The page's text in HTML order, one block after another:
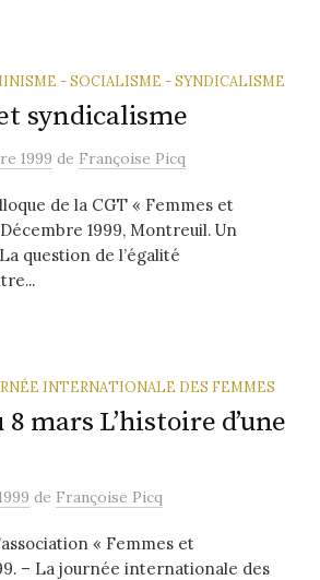
- SOCIALISME - SYNDICALISME
syndicalisme
1999 de Françoise Picq
de la CGT « Femmes et
1999, Montreuil. Un
question de l’égalité
INTERNATIONALE DES FEMMES
mars L’histoire d’une
de Françoise Picq
« Femmes et
– La journée internationale des